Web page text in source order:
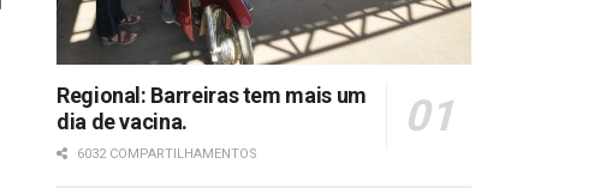
Regional: Barreiras tem mais um
dia de vacina.
6032 COMPARTILHAMENTOS